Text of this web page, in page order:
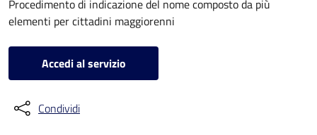
Procedimento di indicazione del nome composto da più
elementi per cittadini maggiorenni
Accedi al servizio
Condividi